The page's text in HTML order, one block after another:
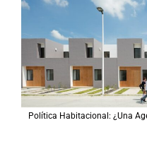
Política Habitacional: ¿Una